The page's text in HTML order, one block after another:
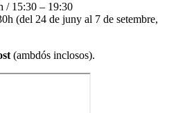
/ 15:30 – 19:30
(del 24 de juny al 7 de setembre,
(ambdós inclosos).